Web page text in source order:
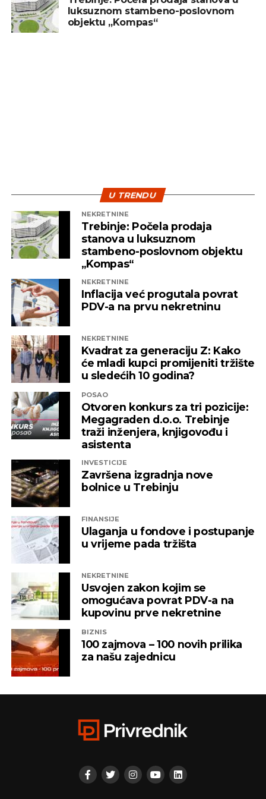
treba posmatrati kao dugoročan cilj, a ne kao
sredstvo za brzu zaradu. Ključ uspjeha leži u
luksuznom stambeno-poslovnom
objektu „Kompas“
U TRENDU
NEKRETNINE
Trebinje: Počela prodaja
stanova u luksuznom
stambeno-poslovnom objektu
„Kompas“
NEKRETNINE
Inflacija već progutala povrat
PDV-a na prvu nekretninu
NEKRETNINE
Kvadrat za generaciju Z: Kako
će mladi kupci promijeniti tržište
u sledećih 10 godina?
POSAO
Otvoren konkurs za tri pozicije:
Megagraden d.o.o. Trebinje
traži inženjera, knjigovođu i
asistenta
INVESTICIJE
Završena izgradnja nove
bolnice u Trebinju
FINANSIJE
Ulaganja u fondove i postupanje
u vrijeme pada tržišta
NEKRETNINE
Usvojen zakon kojim se
omogućava povrat PDV-a na
kupovinu prve nekretnine
BIZNIS
100 zajmova – 100 novih prilika
za našu zajednicu